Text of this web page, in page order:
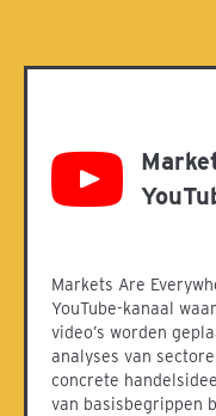
Markets Are
Markets Are
YouTube-kanaal
video’s worden
analyses van
concrete
van basisbegrippen